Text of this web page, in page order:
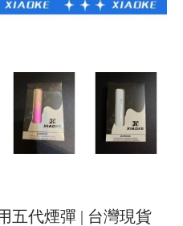
五代煙彈 | 台灣現貨